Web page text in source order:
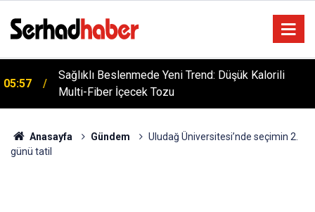
05:57
Sağlıklı Beslenmede Yeni Trend: Düşük Kalorili
Multi-Fiber İçecek Tozu
Anasayfa Gündem
Uludağ Üniversitesi’nde seçimin 2.
günü tatil